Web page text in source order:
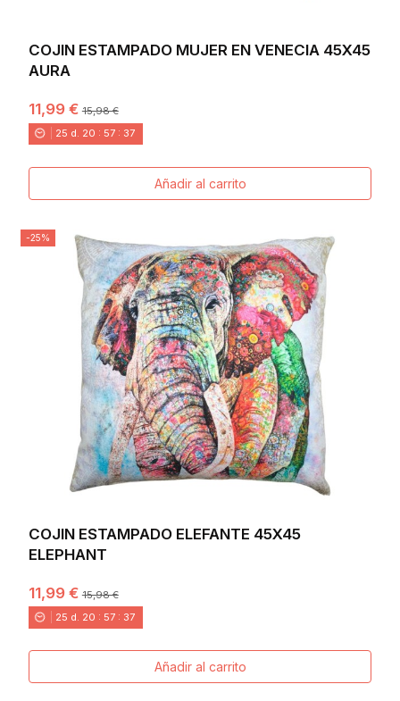
COJIN ESTAMPADO MUJER EN VENECIA 45X45
AURA
11,99 €15,98 €
25 d. 20 : 57 : 36
Añadir al carrito
-25%
COJIN ESTAMPADO ELEFANTE 45X45
ELEPHANT
11,99 €15,98 €
25 d. 20 : 57 : 36
Añadir al carrito